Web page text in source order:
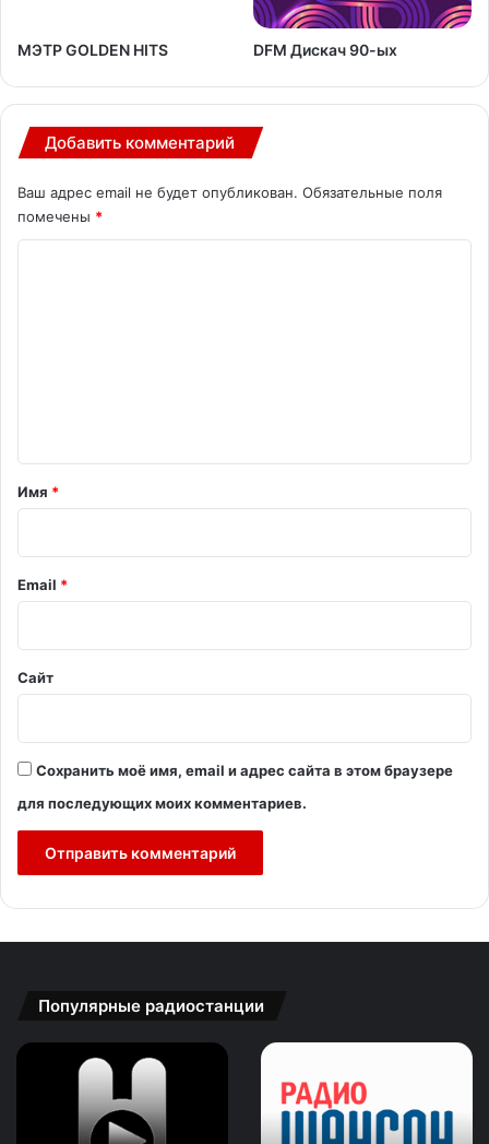
МЭТР GOLDEN HITS DFM Дискач 90-ых
Добавить комментарий
Ваш адрес email не будет опубликован. Обязательные поля
помечены *
а
и
й
Имя *
Email *
Сайт
Сохранить моё имя, email и адрес сайта в этом браузере
для последующих моих комментариев.
Популярные радиостанции
Зайцев
Радио
Романтический